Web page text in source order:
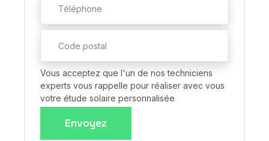
Vous acceptez que l'un de nos techniciens
experts vous rappelle pour réaliser avec vous
votre étude solaire personnalisée
Envoyez